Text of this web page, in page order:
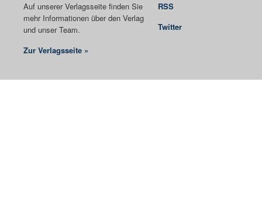
Auf unserer Verlagsseite finden Sie
mehr Informationen über den Verlag
und unser Team.
Zur Verlagsseite »
RSS
Twitter